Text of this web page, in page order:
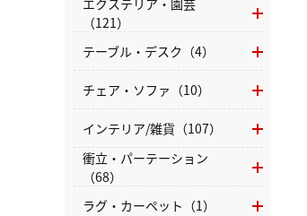
（121）
テーブル・デスク（4）
チェア・ソファ（10）
インテリア/雑貨（107）
衝立・パーテーション
（68）
ラグ・カーペット（1）